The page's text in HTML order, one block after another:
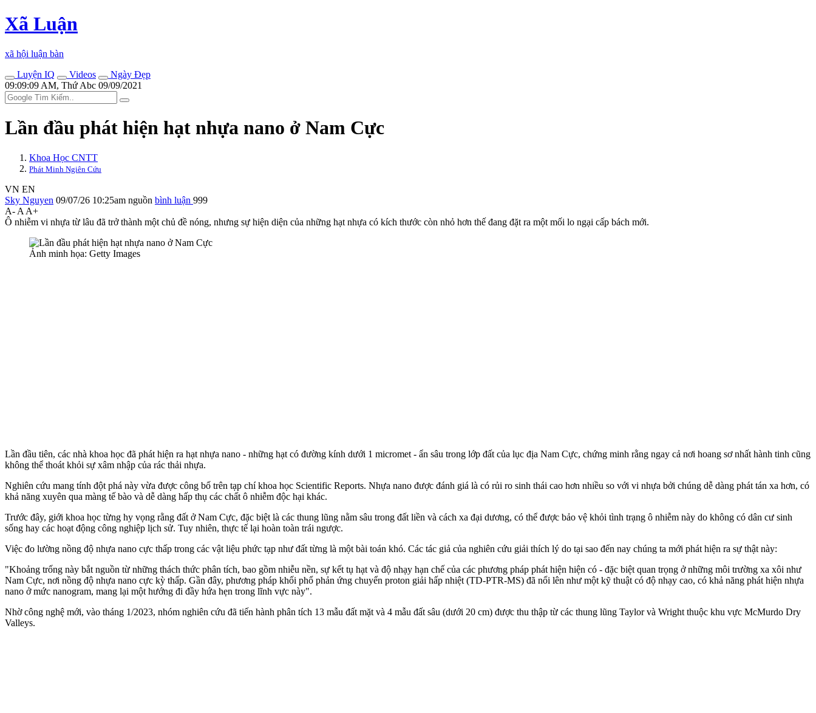
Xã Luận
xã hội luận bàn
Luyện IQ
Videos
Ngày Đẹp
09:09:09 AM, Thứ Abc 09/09/2021
Lần đầu phát hiện hạt nhựa nano ở Nam Cực
Khoa Học CNTT
Phát Minh Ngiên Cứu
VN EN
Sky Nguyen 09/07/26 10:25am nguồn bình luận 999
A- A A+
Ô nhiễm vi nhựa từ lâu đã trở thành một chủ đề nóng, nhưng sự hiện diện của những hạt nhựa có kích thước còn nhỏ hơn thế đang đặt ra một mối lo ngại cấp bách mới.
Ảnh minh họa: Getty Images
Lần đầu tiên, các nhà khoa học đã phát hiện ra hạt nhựa nano - những hạt có đường kính dưới 1 micromet - ẩn sâu trong lớp đất của lục địa Nam Cực, chứng minh rằng ngay cả nơi hoang sơ nhất hành tinh cũng
không thể thoát khỏi sự xâm nhập của rác thải nhựa.
Nghiên cứu mang tính đột phá này vừa được công bố trên tạp chí khoa học Scientific Reports. Nhựa nano được đánh giá là có rủi ro sinh thái cao hơn nhiều so với vi nhựa bởi chúng dễ dàng phát tán xa hơn, có
khả năng xuyên qua màng tế bào và dễ dàng hấp thụ các chất ô nhiễm độc hại khác.
Trước đây, giới khoa học từng hy vọng rằng đất ở Nam Cực, đặc biệt là các thung lũng nằm sâu trong đất liền và cách xa đại dương, có thể được bảo vệ khỏi tình trạng ô nhiễm này do không có dân cư sinh
sống hay các hoạt động công nghiệp lịch sử. Tuy nhiên, thực tế lại hoàn toàn trái ngược.
Việc đo lường nồng độ nhựa nano cực thấp trong các vật liệu phức tạp như đất từng là một bài toán khó. Các tác giả của nghiên cứu giải thích lý do tại sao đến nay chúng ta mới phát hiện ra sự thật này:
"Khoảng trống này bắt nguồn từ những thách thức phân tích, bao gồm nhiễu nền, sự kết tụ hạt và độ nhạy hạn chế của các phương pháp phát hiện hiện có - đặc biệt quan trọng ở những môi trường xa xôi như
Nam Cực, nơi nồng độ nhựa nano cực kỳ thấp. Gần đây, phương pháp khối phổ phản ứng chuyển proton giải hấp nhiệt (TD-PTR-MS) đã nổi lên như một kỹ thuật có độ nhạy cao, có khả năng phát hiện nhựa
nano ở mức nanogram, mang lại một hướng đi đầy hứa hẹn trong lĩnh vực này".
Nhờ công nghệ mới, vào tháng 1/2023, nhóm nghiên cứu đã tiến hành phân tích 13 mẫu đất mặt và 4 mẫu đất sâu (dưới 20 cm) được thu thập từ các thung lũng Taylor và Wright thuộc khu vực McMurdo Dry
Valleys.